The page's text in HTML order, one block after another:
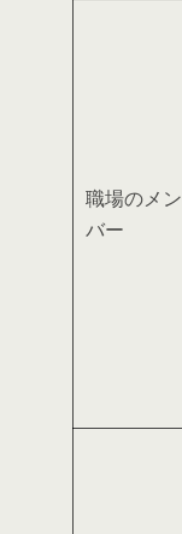
職場のメン
バー